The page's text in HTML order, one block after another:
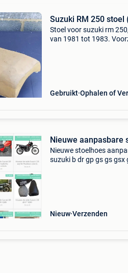
Suzuki RM 250 stoel
Stoel voor suzuki rm
van 1981 tot 1983.
Gebruikt Ophalen of
Nieuwe aanpasbare
Nieuwe stoelhoes
suzuki b dr gp gs gs gsx
Nieuw Verzenden